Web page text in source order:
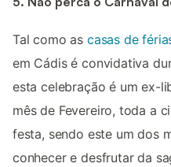
Tal como as casas de
em Cádis é convidativa
esta celebração é um ex-
mês de Fevereiro, toda a
festa, sendo este um dos
conhecer e desfrutar da